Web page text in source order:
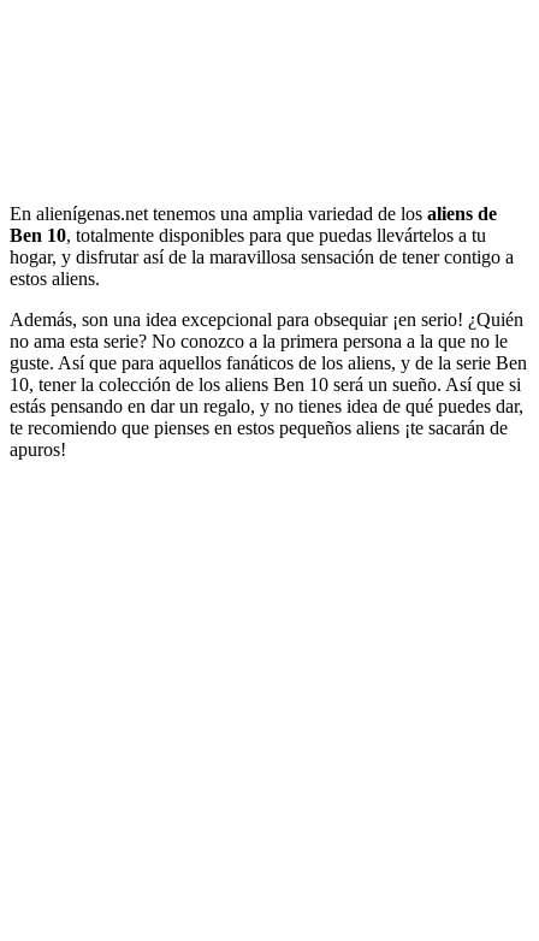
En alienígenas.net tenemos una amplia variedad de los aliens de
Ben 10, totalmente disponibles para que puedas llevártelos a tu
hogar, y disfrutar así de la maravillosa sensación de tener contigo a
estos aliens.
Además, son una idea excepcional para obsequiar ¡en serio! ¿Quién
no ama esta serie? No conozco a la primera persona a la que no le
guste. Así que para aquellos fanáticos de los aliens, y de la serie Ben
10, tener la colección de los aliens Ben 10 será un sueño. Así que si
estás pensando en dar un regalo, y no tienes idea de qué puedes dar,
te recomiendo que pienses en estos pequeños aliens ¡te sacarán de
apuros!